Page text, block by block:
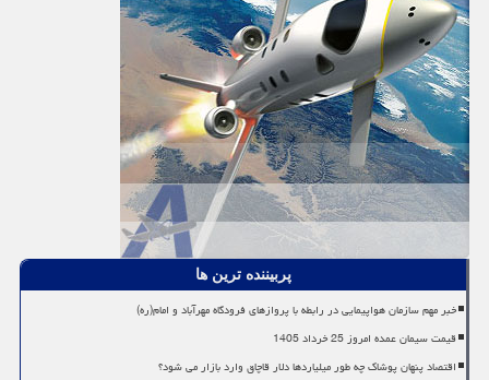
پربیننده ترین ها
خبر مهم سازمان هواپیمایی در رابطه با پروازهای فرودگاه مهرآباد و امام(ره)
قیمت سیمان عمده امروز 25 خرداد 1405
اقتصاد پنهان پوشاک چه طور میلیاردها دلار قاچاق وارد بازار می شود؟